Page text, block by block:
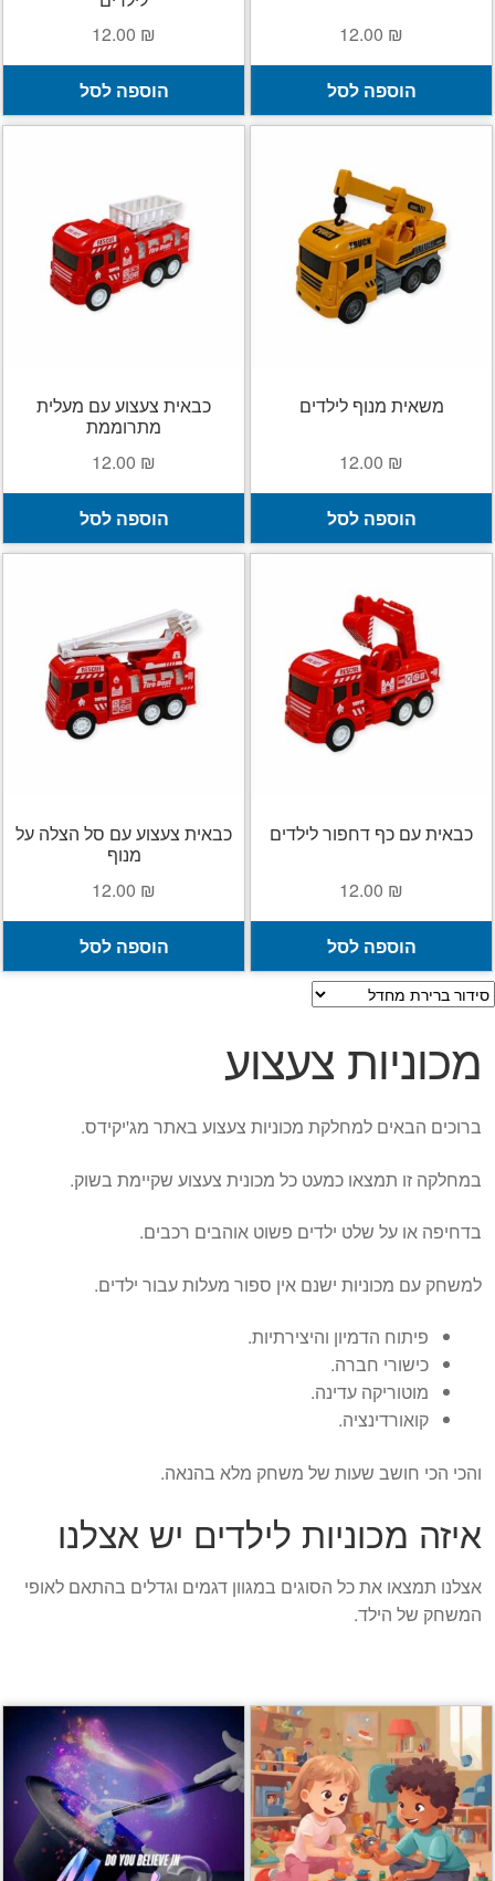
12.00 ₪
הוספה לסל
12.00 ₪
הוספה לסל
משאית מנוף לילדים
12.00 ₪
הוספה לסל
כבאית צעצוע עם מעלית
מתרוממת
12.00 ₪
הוספה לסל
כבאית עם כף דחפור לילדים
12.00 ₪
הוספה לסל
כבאית צעצוע עם סל הצלה על
מנוף
12.00 ₪
הוספה לסל
מכוניות צעצוע
ברוכים הבאים למחלקת מכוניות צעצוע באתר מג'יקידס.
במחלקה זו תמצאו כמעט כל מכונית צעצוע שקיימת בשוק.
בדחיפה או על שלט ילדים פשוט אוהבים רכבים.
למשחק עם מכוניות ישנם אין ספור מעלות עבור ילדים.
פיתוח הדמיון והיצירתיות.
כישורי חברה.
מוטוריקה עדינה.
קואורדינציה.
והכי הכי חושב שעות של משחק מלא בהנאה.
איזה מכוניות לילדים יש אצלנו
אצלנו תמצאו את כל הסוגים במגוון דגמים וגדלים בהתאם לאופי
המשחק של הילד.